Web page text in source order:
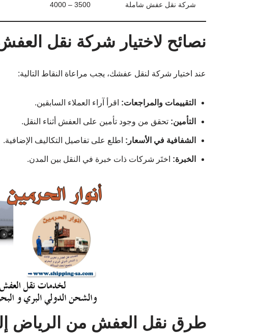
شركة نقل عفش شاملة 3500 – 4000
نصائح لاختيار شركة نقل
عند اختيار شركة لنقل عفشك، يجب مراعاة النقاط التالية:
التقييمات والمراجعات: اقرأ آراء العملاء السابقين.
التأمين: تحقق من وجود تأمين على العفش أثناء النقل.
الشفافية في الأسعار: اطلع على تفاصيل التكاليف الإضافية.
الخبرة: اختَر شركات ذات خبرة في النقل بين المدن.
طرق نقل العفش من الرياض